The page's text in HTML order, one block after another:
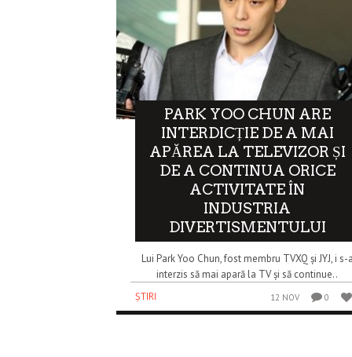
PARK YOO CHUN ARE
INTERDICȚIE DE A MAI
APĂREA LA TELEVIZOR ȘI
DE A CONTINUA ORICE
ACTIVITATE ÎN
INDUSTRIA
DIVERTISMENTULUI
Lui Park Yoo Chun, fost membru TVXQ și JYJ, i s-a
interzis să mai apară la TV și să continue..
ȘTIRI
12 NOV 0